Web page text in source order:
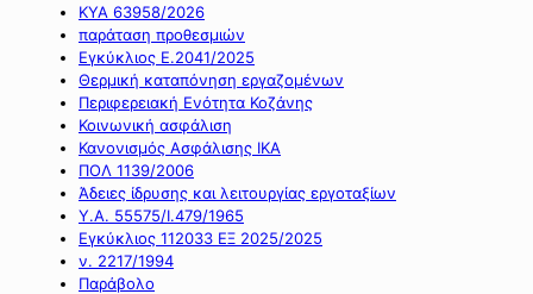
ΚΥΑ 63958/2026
παράταση προθεσμιών
Εγκύκλιος Ε.2041/2025
Θερμική καταπόνηση εργαζομένων
Περιφερειακή Ενότητα Κοζάνης
Κοινωνική ασφάλιση
Κανονισμός Ασφάλισης ΙΚΑ
ΠΟΛ 1139/2006
Άδειες ίδρυσης και λειτουργίας εργοταξίων
Υ.Α. 55575/Ι.479/1965
Εγκύκλιος 112033 ΕΞ 2025/2025
ν. 2217/1994
Παράβολο